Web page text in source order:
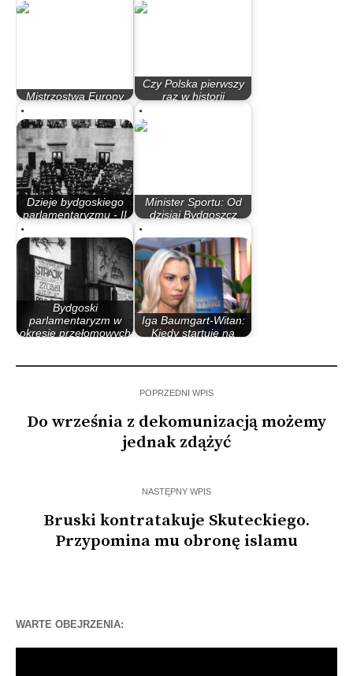
Mistrzostwa Europy
Czy Polska pierwszy
raz w historii
Dzieje bydgoskiego
parlamentaryzmu - II
Minister Sportu: Od
dzisiaj Bydgoszcz
Bydgoski
parlamentaryzm w
okresie przełomowych
Iga Baumgart-Witan:
Kiedy startuję na
POPRZEDNI WPIS
Do września z dekomunizacją możemy
jednak zdążyć
NASTĘPNY WPIS
Bruski kontratakuje Skuteckiego.
Przypomina mu obronę islamu
WARTE OBEJRZENIA: